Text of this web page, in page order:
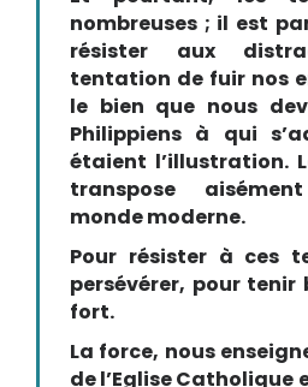
nombreuses ; il est
résister aux
tentation de fuir nos
le bien que nous
Philippiens à qui
étaient l’illustration.
transpose
monde moderne.
Pour résister à ces
persévérer, pour
fort.
La force, nous
de l’Eglise Catholique